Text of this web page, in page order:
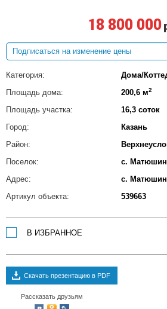
18 800 000
Категория:
Дома/
Площадь дома:
200,6 м2
Площадь участка:
16,3 соток
Город:
Казань
Район:
Поселок:
с.
Адрес:
с.
Артикул объекта:
539663
В ИЗБРАННОЕ
Скачать презентацию в PDF
Рассказать друзьям